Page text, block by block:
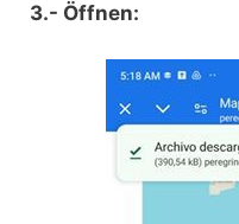
3.- Öffnen: